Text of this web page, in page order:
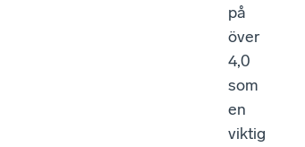
på
över
4,0
som
en
viktig